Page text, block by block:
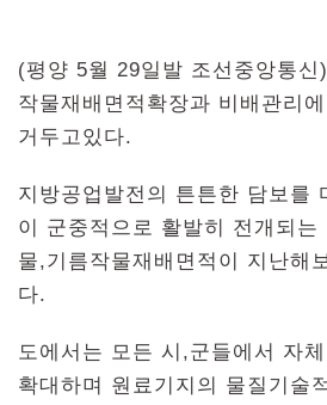
(평양 5월 29일발 조선중앙통신
작물재배면적확장과 비배관리
거두고있다.
지방공업발전의 튼튼한 담보를
이 군중적으로 활발히 전개되는
물,기름작물재배면적이 지난해
다.
도에서는 모든 시,군들에서 자
확대하며 원료기지의 물질기술